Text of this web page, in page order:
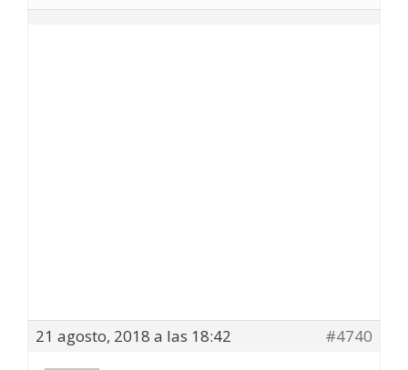
21 agosto, 2018 a las 18:42
#4740